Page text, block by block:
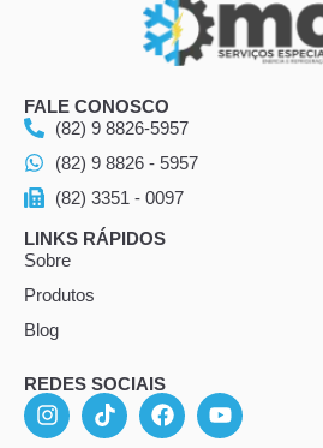
FALE CONOSCO
(82) 9 8826-5957
(82) 9 8826 - 5957
(82) 3351 - 0097
LINKS RÁPIDOS
Sobre
Produtos
Blog
REDES SOCIAIS